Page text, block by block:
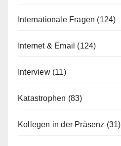
Internationale Fragen (124)
Internet & Email (124)
Interview(11)
Katastrophen (83)
Kollegen in der Präsenz (31)